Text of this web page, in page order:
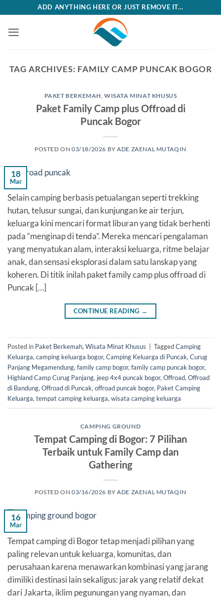
content
ADD ANYTHING HERE OR JUST REMOVE IT...
TAG ARCHIVES: FAMILY CAMP PUNCAK BOGOR
PAKET BERKEMAH,WISATA MINAT KHUSUS
Paket Family Camp plus Offroad di
Puncak Bogor
POSTED ON03/18/2026 BYADE ZAENAL MUTAQIN
18
Mar
Selain camping berbasis petualangan seperti trekking
hutan, telusur sungai, dan kunjungan ke air terjun,
keluarga kini mencari format liburan yang tidak berhenti
pada “menginap di tenda”. Mereka mencari pengalaman
yang menyatukan alam, interaksi keluarga, ritme belajar
anak, dan sensasi eksplorasi dalam satu lanskap yang
koheren. Di titik inilah paket family camp plus offroad di
Puncak […]
CONTINUE READING →
Posted in Paket Berkemah, Wisata Minat Khusus TaggedCamping
Keluarga, camping keluarga bogor, Camping Keluarga di Puncak, Curug
Panjang Megamendung, family camp bogor, family camp puncak bogor,
Highland Camp Curug Panjang, jeep 4x4 puncak bogor, Offroad, Offroad
di Bandung, Offroad di Puncak, offroad puncak bogor, Paket Camping
Keluarga, tempat camping keluarga, wisata camping keluarga
CAMPING GROUND
Tempat Camping di Bogor: 7 Pilihan
Terbaik untuk Family Camp dan
Gathering
POSTED ON03/16/2026 BYADE ZAENAL MUTAQIN
16
Mar
Tempat camping di Bogor tetap menjadi pilihan yang
paling relevan untuk keluarga, komunitas, dan
perusahaan karena menawarkan kombinasi yang jarang
dimiliki destinasi lain sekaligus: jarak yang relatif dekat
dari Jakarta, iklim pegunungan yang nyaman, dan